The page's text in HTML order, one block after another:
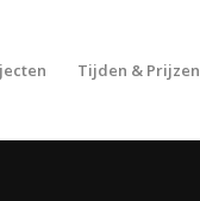
Tijden & Prijzen